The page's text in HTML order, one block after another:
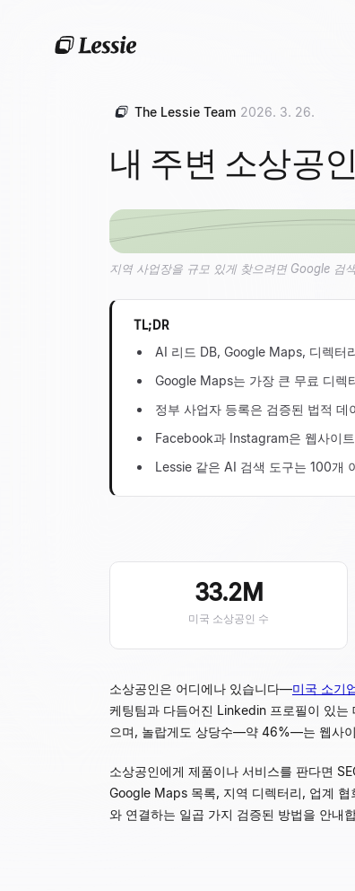
The Lessie Team 2026. 3. 26.
내 주변 소상공
지역 사업장을 규모 있게 찾으려면 Google 검
TL;DR
AI 리드 DB, Google Maps, 디렉터
Google Maps는 가장 큰 무료 디렉
정부 사업자 등록은 검증된 법적
Facebook과 Instagram은 웹사이
Lessie 같은 AI 검색 도구는 100개
33.2M
미국 소상공인 수
소상공인은 어디에나 있습니다—미국 소기
케팅팀과 다듬어진 Linkedin 프로필이 있
으며, 놀랍게도 상당수—약 46%—는 웹사
소상공인에게 제품이나 서비스를 판다면
Google Maps 목록, 지역 디렉터리, 업계
와 연결하는 일곱 가지 검증된 방법을 안내